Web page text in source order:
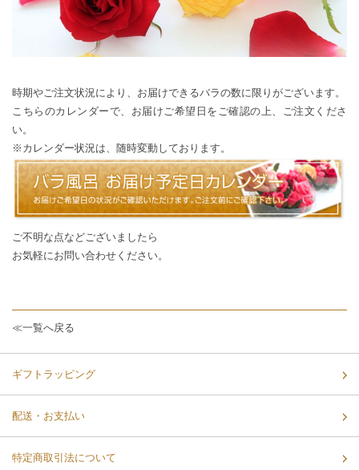
時期やご注文状況により、お届けできるバラの数に限りがございます。
こちらのカレンダーで、お届けご希望日をご確認の上、ご注文くださ
い。
※カレンダー状況は、随時変動しております。
ご不明な点などございましたら
お気軽に お問い合わせ ください。
≪一覧へ戻る
ギフトラッピング
配送・お支払い
特定商取引法について